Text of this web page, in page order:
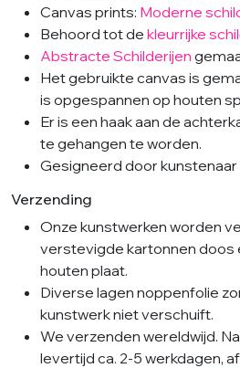
Canvas prints: Moderne
Behoord tot de kleurrijke
Abstracte Schilderijen
Het gebruikte canvas is
is opgespannen op houten
Er is een haak aan de
te gehangen te worden.
Gesigneerd door
Verzending
Onze kunstwerken worden
verstevigde kartonnen doos
houten plaat.
Diverse lagen noppenfolie
kunstwerk niet verschuift.
We verzenden wereldwijd.
levertijd ca. 2-5 werkdagen,